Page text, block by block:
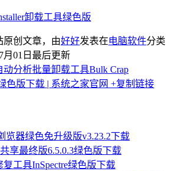
卸载工具绿色版
原创文章，由好好发表在电脑软件分类
月01日最后更新
动分析批量卸载工具Bulk Crap
色版下载 | 系统之家官网 +复制链接
览器绿色免升级版v3.23.2下载
享最终版6.5.0.3绿色版下载
工具InSpectre绿色版下载